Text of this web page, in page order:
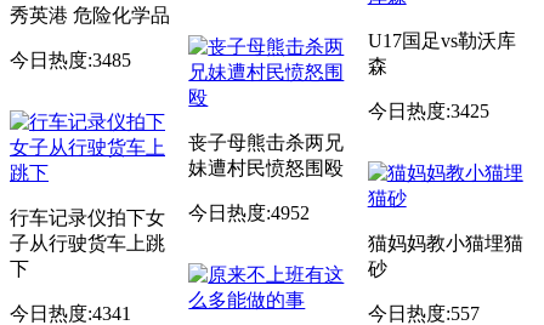
秀英港 危险化学品
今日热度:3485
行车记录仪拍下女
子从行驶货车上跳
下
今日热度:4341
丧子母熊击杀两兄
妹遭村民愤怒围殴
今日热度:4952
U17国足vs勒沃库
森
今日热度:3425
猫妈妈教小猫埋猫
砂
今日热度:557